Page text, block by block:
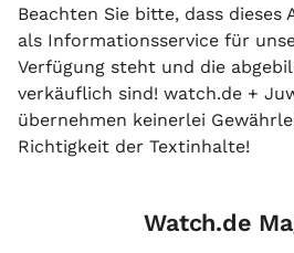
Beachten Sie bitte, dass dieses
als Informationsservice für
Verfügung steht und die
verkäuflich sind! watch.de +
übernehmen keinerlei
Richtigkeit der Textinhalte!
Watch.de